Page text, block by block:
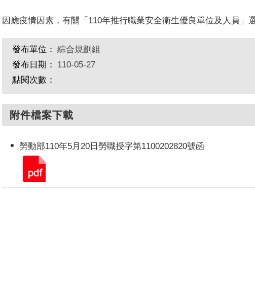
因應疫情因素，有關「110年推行職業安全衛生優良單位及人員」
發布單位： 綜合規劃組
發布日期：
110-05-27
點閱次數：
附件檔案下載
勞動部110年5月20日勞職授字第1100202820號函